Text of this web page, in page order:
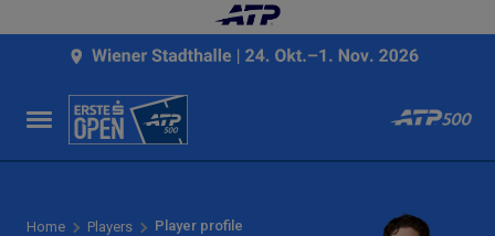
Home Players Player profile